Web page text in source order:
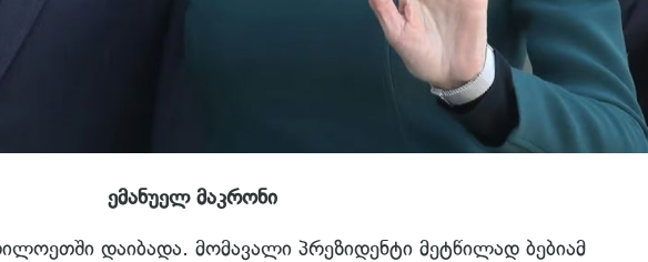
ემანუელ მაკრონი
დაიბადა. მომავალი პრეზიდენტი მეტწილად ბებიამ